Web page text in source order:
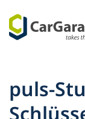
Sócio
puls-